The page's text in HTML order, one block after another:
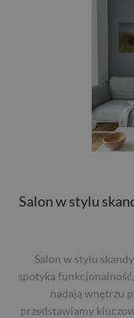
Salon w stylu
Salon w stylu
spotyka
nadają wnętrzu
przedstawiamy